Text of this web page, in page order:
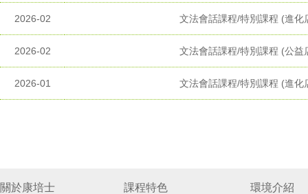
2026-02 文法會話課程/特別課程 (進化
2026-02 文法會話課程/特別課程 (公益
2026-01 文法會話課程/特別課程 (進化
關於康培士 課程特色 環境介紹